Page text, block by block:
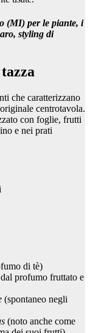
(MI) per le piante, i
styling di
che caratterizzano
centrotavola.
con foglie, frutti
e nei prati
di tè)
profumo fruttato e
(spontaneo negli
(noto anche come